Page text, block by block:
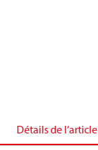
Détails de l’article